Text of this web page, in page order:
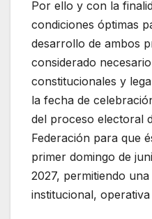
Por ello y con la
condiciones óptimas
desarrollo de ambos
considerado
constitucionales y
la fecha de
del proceso electoral
Federación para que
primer domingo de
2027, permitiendo
institucional,